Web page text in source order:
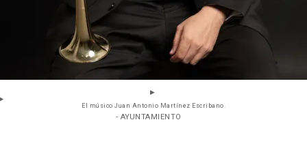
El músico Juan Antonio Martínez Escribano.
- AYUNTAMIENTO